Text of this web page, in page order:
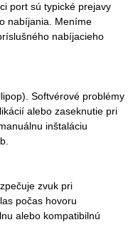
port sú typické prejavy
nabíjania. Meníme
nabíjacieho
Softvérové problémy
alebo zaseknutie pri
inštaláciu
zvuk pri
počas hovoru
alebo kompatibilnú